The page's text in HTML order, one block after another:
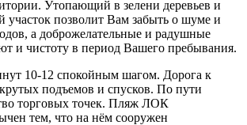
Утопающий в зелени деревьев и
участок позволит Вам забыть о шуме и
а доброжелательные и радушные
и чистоту в период Вашего пребывания.
10-12 спокойным шагом. Дорога к
подъемов и спусков. По пути
торговых точек. Пляж ЛОК
тем, что на нём сооружен